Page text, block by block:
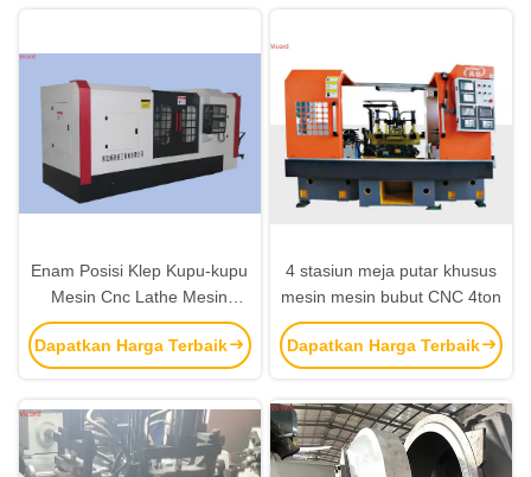
Enam Posisi Klep Kupu-kupu
Mesin Cnc Lathe Mesin
Rotary Meja Boring
Dapatkan Harga Terbaik
4 stasiun meja putar khusus
mesin mesin bubut CNC 4ton
Dapatkan Harga Terbaik